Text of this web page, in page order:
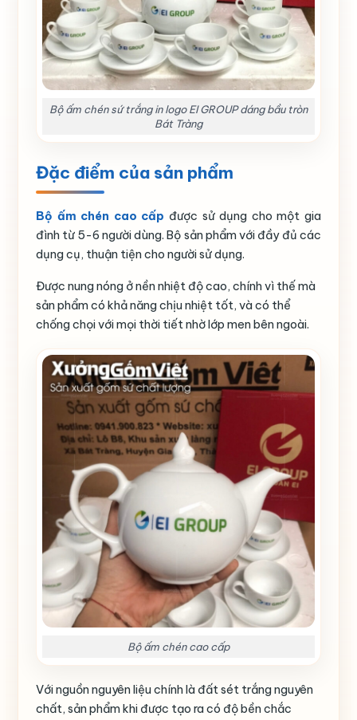
Bộ ấm chén sứ trắng in logo EI GROUP dáng bầu tròn
Bát Tràng
Đặc điểm của sản phẩm
Bộ ấm chén cao cấp được sử dụng cho một gia
đình từ 5-6 người dùng. Bộ sản phẩm với đầy đủ các
dụng cụ, thuận tiện cho người sử dụng.
Được nung nóng ở nền nhiệt độ cao, chính vì thế mà
sản phẩm có khả năng chịu nhiệt tốt, và có thể
chống chọi với mọi thời tiết nhờ lớp men bên ngoài.
Bộ ấm chén cao cấp
Với nguồn nguyên liệu chính là đất sét trắng nguyên
chất, sản phẩm khi được tạo ra có độ bền chắc